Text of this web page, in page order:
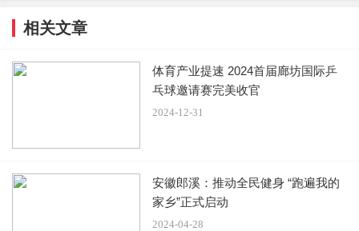
（图左）为帕拉丁俱乐部揭牌
勇授予“帕拉丁俱乐部荣誉顾问”
寻山探秘 闯山河无极之路
相关文章
体育产业提速 2024首届廊坊国际乒
乓球邀请赛完美收官
2024-12-31
安徽郎溪：推动全民健身 “跑遍我的
家乡”正式启动
2024-04-28